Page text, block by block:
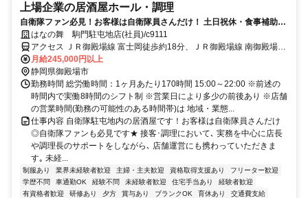
上場企業の居酒屋ホール・調理
自衛隊ファン必見！お客様は自衛隊員さんだけ！ 土日祝休・食事補助
付・従業員割引有！未経験も大歓迎！
はなの舞 駒門駐屯地店(社員)/c9111
アクセス ＪＲ御殿場線 富士岡徒歩約18分、ＪＲ御殿場線 南御殿場徒
歩約50分、ＪＲ御殿場線 岩波徒歩約49分 富士岡駅より徒歩21分★車
通勤可/駐車場有
月給245,000円以上
静岡県御殿場市
勤務時間 総労働時間：1ヶ月あたり170時間 15:00～22:00 ※前述の
時間内で実働8時間のシフト制 ※営業日により多少の前後あり ※店舗
の営業時間(勤務の可能性のある時間帯)は 地域・業態...
仕事内容 自衛隊駐屯地内の居酒屋です！お客様は自衛隊員さんだけ
◎自衛隊ファンも必見です★ 接客･調理において､ 実務を中心に店長
や調理長のサポートをしながら､ 店舗運営にも携わっていただきま
す｡ 未経...
制服あり 業界未経験者歓迎 主婦・主夫歓迎 資格取得支援あり
フリーター歓迎
学歴不問
車通勤OK 経験不問 未経験者歓迎 住宅手当あり
経験者歓迎
有資格者歓迎
研修あり 夕方 賞与あり ブランクOK 育休あり
交通費支給